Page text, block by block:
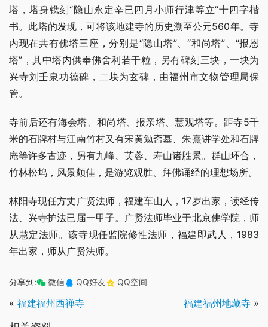
塔，塔身镌刻“隐山永定辛已四月小师行津等立”十四字楷
书。此塔的发现，可将该地建寺的历史溯至公元560年。寺
内现在共有佛塔三座，分别是“隐山塔”、“和尚塔”、“报恩
塔”，其中塔内供奉佛舍利若干粒，另有碑刻三块，一块为
兴寺刘壬泉功德碑，二块为玄碑，由福州市文物管理局保
管。
寺前后还有海会塔、和尚塔、报亲塔、慧观塔等。距寺5千
米的石牌村与江南竹村又有宋黄勉斋墓、朱熹讲学处和石牌
庵等许多古迹，另有九峰、芙蓉、寿山诸胜景。群山环合，
竹林松坞，风景颇佳，是游览观胜、拜佛诵经的理想场所。
林阳寺现任方丈广贤法师，福建车山人，17岁出家，读经传
法、兴寺护法已届一甲子。广贤法师毕业于北京佛学院，师
从慧定法师。该寺现任监院修性法师，福建即武人，1983
年出家，师从广贤法师。
分享到: 微信 QQ好友 QQ空间
« 福建福州西禅寺 福建福州地藏寺 »